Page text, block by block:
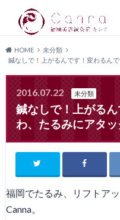
HOME 美
患者様の声
HOME
未分類
鍼なしで！上がるんです！変わるん
2016.07.22 未分類
鍼なしで！上がる
わ、たるみにアタ
福岡でたるみ、リフトア
Canna。